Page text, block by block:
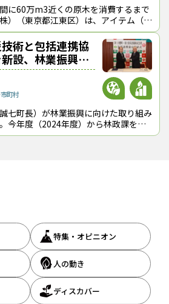
に60万m3近くの原木を消費するまで
）（東京都江東区）は、アイテム（生
製品から集成材、２×４（ツーバイフ
内だけで
術と包括連携協
設、林業振興の
市町村
七町長）が林業振興に向けた取り組み
今年度（2024年度）から林政課を新
充。４月12日には、国土防災技術
特集・オピニオン
人の動き
ディスカバー